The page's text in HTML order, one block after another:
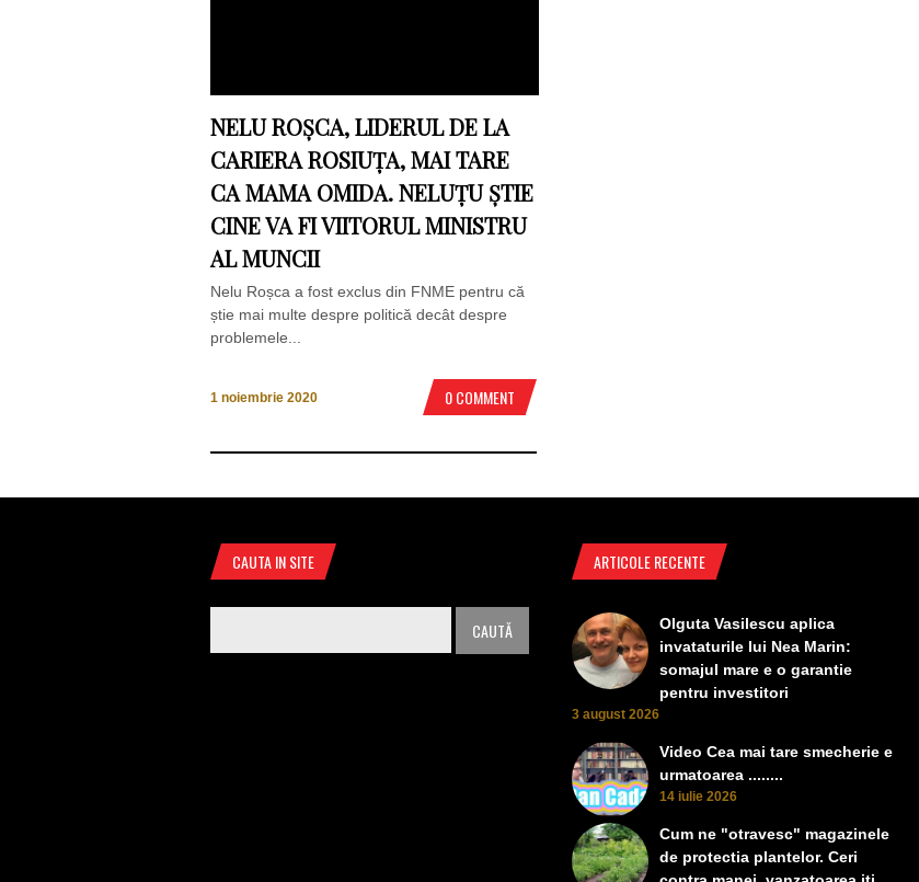
NELU ROȘCA, LIDERUL DE LA
CARIERA ROSIUȚA, MAI TARE
CA MAMA OMIDA. NELUȚU ȘTIE
CINE VA FI VIITORUL MINISTRU
AL MUNCII
Nelu Roșca a fost exclus din FNME pentru că
știe mai multe despre politică decât despre
problemele...
1 noiembrie 2020 0 COMMENT
CAUTA IN SITE ARTICOLE RECENTE
Olguta Vasilescu aplica
invataturile lui Nea Marin:
somajul mare e o garantie
pentru investitori
3 august 2026
Video Cea mai tare smecherie e
urmatoarea ........
14 iulie 2026
Cum ne "otravesc" magazinele
de protectia plantelor. Ceri